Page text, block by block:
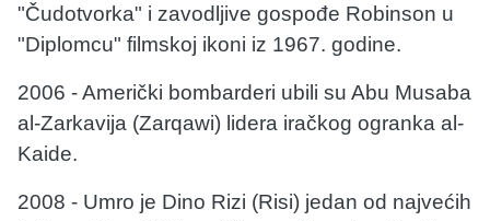
"Čudotvorka" i zavodljive gospođe Robinson u
"Diplomcu" filmskoj ikoni iz 1967. godine.
2006 - Američki bombarderi ubili su Abu Musaba
al-Zarkavija (Zarqawi) lidera iračkog ogranka al-
Kaide.
2008 - Umro je Dino Rizi (Risi) jedan od najvećih